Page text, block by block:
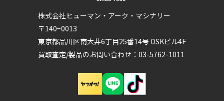
株式会社ヒューマン・アーク・マシナリー
〒140−0013
東京都品川区南大井6丁目25番14号 OSKビル4F
買取査定/製品のお問い合わせ：03-5762-1011